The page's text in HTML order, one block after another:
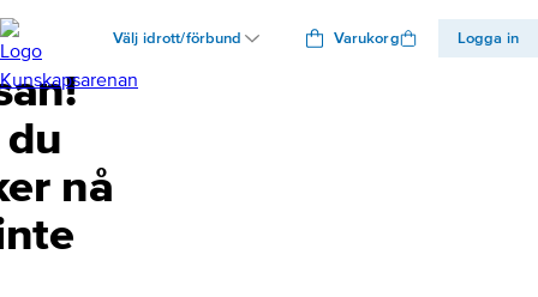
Välj idrott/förbund Varukorg Logga in
nå